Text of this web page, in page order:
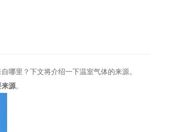
哪里？下文将介绍一下温室气体的来源。
源。